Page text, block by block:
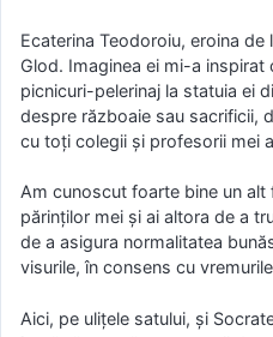
Ecaterina Teodoroiu, eroina de
Glod. Imaginea ei mi-a inspirat
picnicuri-pelerinaj la statuia ei
despre războaie sau sacrificii,
cu toți colegii și profesorii mei
Am cunoscut foarte bine un
părinților mei și ai altora de a
de a asigura normalitatea
visurile, în consens cu
Aici, pe ulițele satului, și